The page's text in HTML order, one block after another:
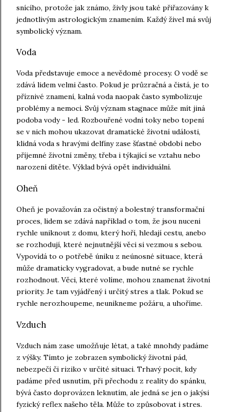
snícího, protože jak známo, živly jsou také přiřazovány k
jednotlivým astrologickým znamením. Každý živel má svůj
symbolický význam.
Voda
Voda představuje emoce a nevědomé procesy. O vodě se
zdává lidem velmi často. Pokud je průzračná a čistá, je to
příznivé znamení, kalná voda naopak často symbolizuje
problémy a nemoci. Svůj význam stagnace může mít jiná
podoba vody - led. Rozbouřené vodní toky nebo topení
se v nich mohou ukazovat dramatické životní události,
klidná voda s hravými delfíny zase šťastné období nebo
příjemné životní změny, třeba i týkající se vztahu nebo
narození dítěte. Výklad bývá opět individuální.
Oheň
Oheň je považován za očistný a bolestný transformační
proces, lidem se zdává například o tom, že jsou nuceni
rychle uniknout z domu, který hoří, hledají cestu, anebo
se rozhodují, které nejnutnější věci si vezmou s sebou.
Vypovídá to o potřebě úniku z neúnosné situace, která
může dramaticky vygradovat, a bude nutné se rychle
rozhodnout. Věci, které volíme, mohou znamenat životní
priority. Je tam vyjádřený i určitý stres a tlak. Pokud se
rychle nerozhoupeme, neunikneme požáru, a uhoříme.
Vzduch
Vzduch nám zase umožňuje létat, a také mnohdy padáme
z výšky. Tímto je zobrazen symbolický životní pád,
nebezpečí či riziko v určité situaci. Trhavý pocit, kdy
padáme před usnutím, při přechodu z reality do spánku,
bývá často doprovázen leknutím, ale jedná se jen o jakýsi
fyzický reflex našeho těla. Může to způsobovat i stres.